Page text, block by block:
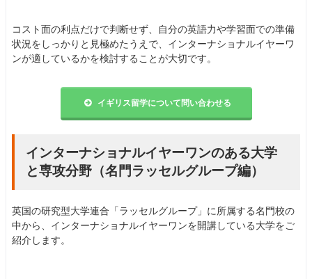
コスト面の利点だけで判断せず、自分の英語力や学習面での準備
状況をしっかりと見極めたうえで、インターナショナルイヤーワ
ンが適しているかを検討することが大切です。
イギリス留学について問い合わせる
インターナショナルイヤーワンのある大学
と専攻分野（名門ラッセルグループ編）
英国の研究型大学連合「ラッセルグループ」に所属する名門校の
中から、インターナショナルイヤーワンを開講している大学をご
紹介します。